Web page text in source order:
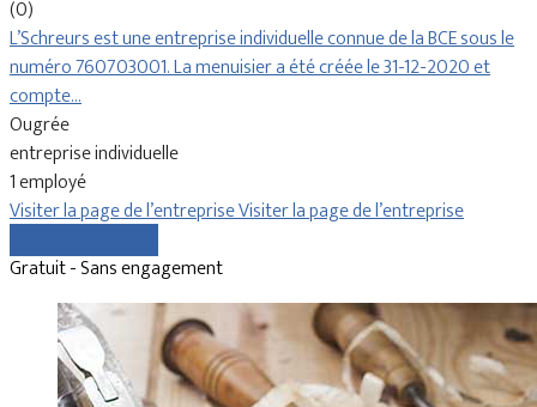
(0)
L’Schreurs est une entreprise individuelle connue de la BCE sous le
numéro 760703001. La menuisier a été créée le 31-12-2020 et
compte…
Ougrée
entreprise individuelle
1 employé
Visiter la page de l’entrepriseVisiter la page de l’entreprise
Gratuit - Sans engagement